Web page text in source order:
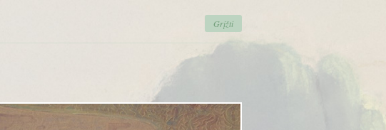
Grįžti